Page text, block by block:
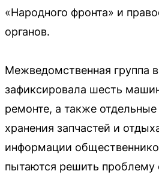
«Народного фронта» и
органов.
Межведомственная группа
зафиксировала шесть
ремонте, а также
хранения запчастей и
информации
пытаются решить проблему